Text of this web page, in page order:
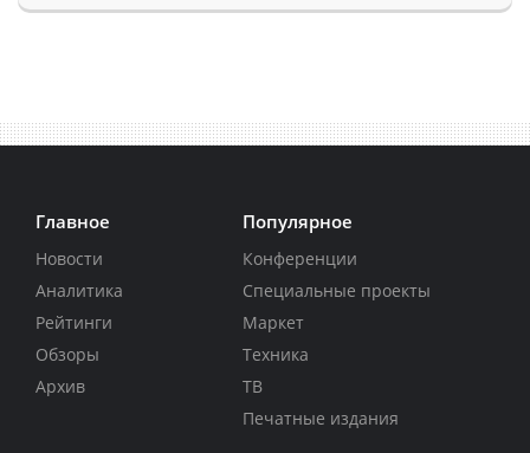
Главное
Новости
Аналитика
Рейтинги
Обзоры
Архив
Популярное
Конференции
Специальные проекты
Маркет
Техника
ТВ
Печатные издания